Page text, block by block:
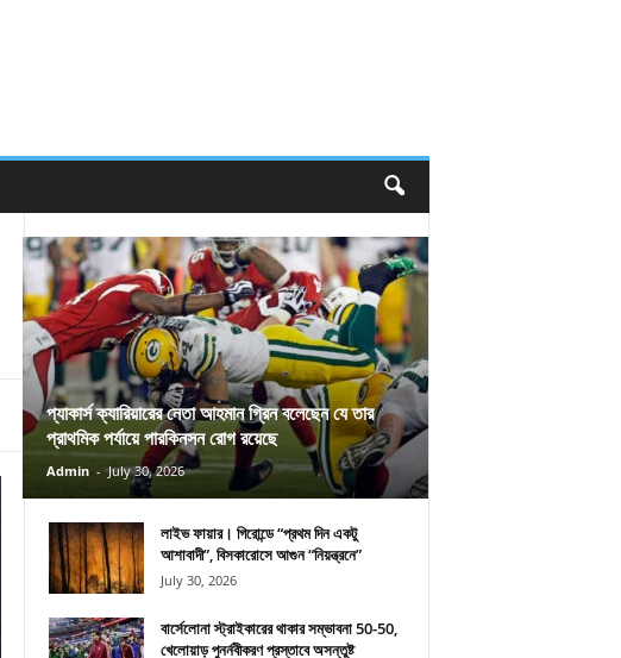
প্যাকার্স ক্যারিয়ারের নেতা আহমান গ্রিন বলেছেন যে তার
প্রাথমিক পর্যায়ে পারকিনসন রোগ রয়েছে
Admin - July 30, 2026
লাইভ ফায়ার। গিরোন্ডে “প্রথম দিন একটু
আশাবাদী”, বিসকারোসে আগুন “নিয়ন্ত্রনে”
July 30, 2026
বার্সেলোনা স্ট্রাইকারের থাকার সম্ভাবনা 50-50,
খেলোয়াড় পুনর্নবীকরণ প্রস্তাবে অসন্তুষ্ট